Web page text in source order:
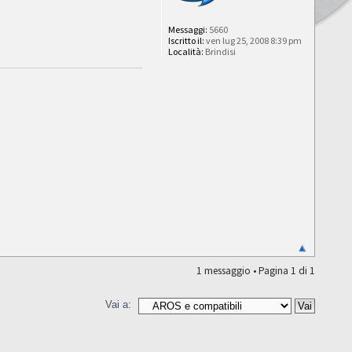
Messaggi: 5660
Iscritto il: ven lug 25, 2008 8:39 pm
Località: Brindisi
1 messaggio • Pagina 1 di 1
Vai a: